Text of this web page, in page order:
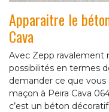
Apparaitre le
Cava
Avec Zepp ravalement
possibilités en termes
demander ce que
maçon à Peira Cava
c’est un béton